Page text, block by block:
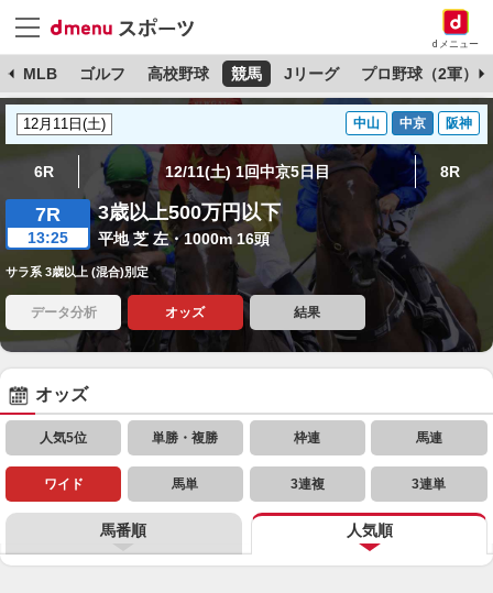
dメニュー
MLB ゴルフ 高校野球 競馬 Jリーグ プロ野球（2軍）
中山 中京 阪神
6R 12/11(土) 1回中京5日目 8R
7R
13:25
3歳以上500万円以下
平地 芝 左・1000m 16頭
サラ系 3歳以上 (混合)別定
データ分析 オッズ 結果
オッズ
人気5位 単勝・複勝 枠連 馬連
ワイド 馬単 3連複 3連単
馬番順 人気順